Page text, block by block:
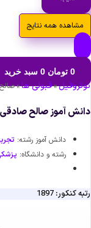
مشاهده همه نتایج
0 تومان 0 سبد خرید
نوتروفیل»قبولی ها»
دانش آموز صالح صادقی
دانش آموز رشته:
رشته و دانشگاه:
رتبه کنکور: 1897